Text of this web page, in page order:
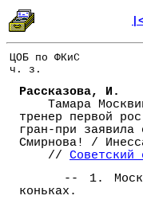
ЦОБ по ФКиС
ч. з.
Рассказова, И.
Тамара
тренер первой
гран-при заявила
Смирнова! /
// Советский
-- 1.
коньках.